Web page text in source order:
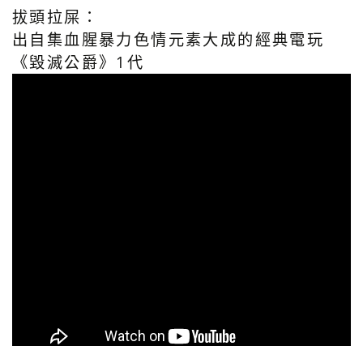
拔頭拉屎：
出自集血腥暴力色情元素大成的經典電玩
《毀滅公爵》1代